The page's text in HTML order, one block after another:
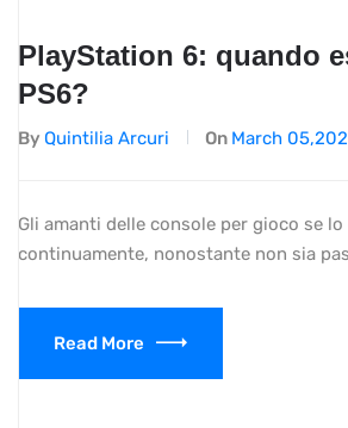
PlayStation 6: quando
PS6?
By Quintilia Arcuri On March
Gli amanti delle console per gioco se
continuamente, nonostante non sia
Read More